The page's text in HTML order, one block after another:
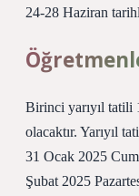
24-28 Haziran
Birinci yarıyıl tatili
olacaktır. Yarıyıl
31 Ocak 2025
Şubat 2025